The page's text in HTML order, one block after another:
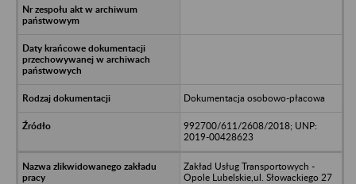
Dokumentacja osobowo-płacowa
992700/611/2608/2018; UNP:
2019-00428623
Zakład Usług Transportowych -
Opole Lubelskie,ul. Słowackiego 27